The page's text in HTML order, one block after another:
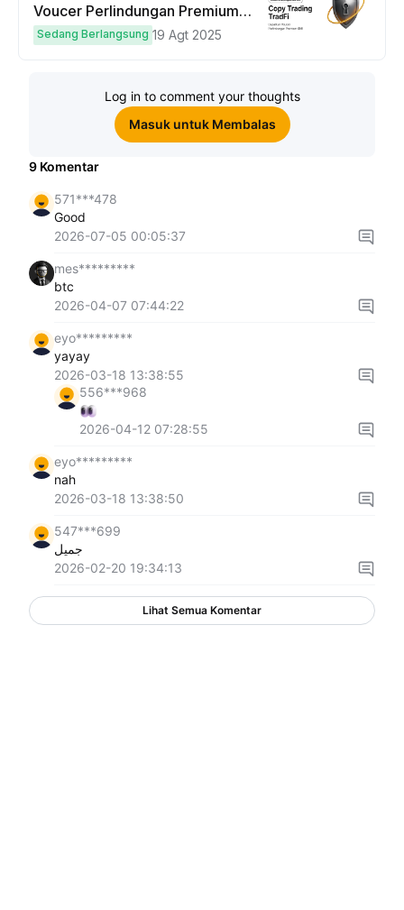
Voucer Perlindungan Premium
hingga $50
Sedang Berlangsung 19 Agt 2025
Log in to comment your thoughts
Masuk untuk Membalas
9 Komentar
571***478
Good
2026-07-05 00:05:37
mes*********
btc
2026-04-07 07:44:22
eyo*********
yayay
2026-03-18 13:38:55
556***968
2026-04-12 07:28:55
eyo*********
nah
2026-03-18 13:38:50
547***699
جميل
2026-02-20 19:34:13
Lihat Semua Komentar